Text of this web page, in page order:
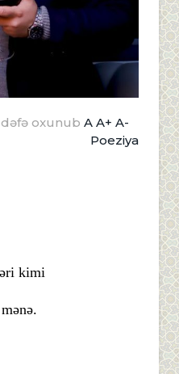
dəfə oxunub A A+ A-
Poeziya
kimi